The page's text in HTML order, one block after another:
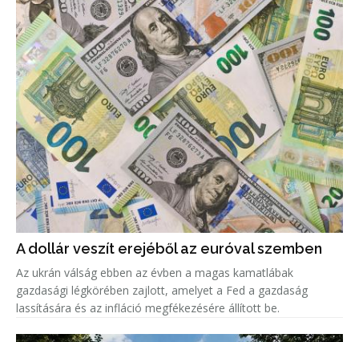
A dollár veszít erejéből az euróval szemben
Az ukrán válság ebben az évben a magas kamatlábak
gazdasági légkörében zajlott, amelyet a Fed a gazdaság
lassítására és az infláció megfékezésére állított be.